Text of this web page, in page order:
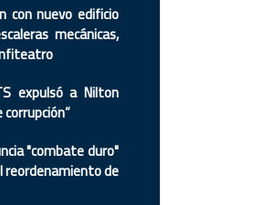
con nuevo edificio
mecánicas,
expulsó a Nilton
"combate duro"
de